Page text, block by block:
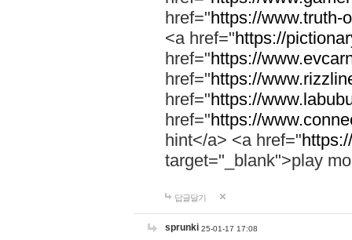
href="https://www.truth-
<a href="https://
href="https://
href="https://
href="https://
href="https://
hint</a> <a href="
target="_blank">play
답글달기
sprunki 25-01-17 17:08